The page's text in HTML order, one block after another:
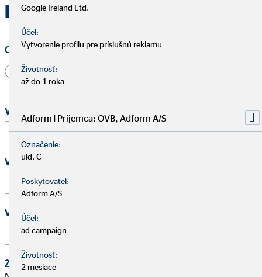
Hronom
Oslovenie
Pán
Vaše meno a priezvisko
Vaša e-mailová adresa
Vaše telefónne číslo
Žiadosť o schôdzku
Google Ireland Ltd.
Účel:
Vytvorenie profilu pre príslušnú reklamu
Životnosť:
až do 1 roka
Adform | Príjemca: OVB, Adform A/S
Označenie:
uid, C
Poskytovateľ:
Adform A/S
Účel:
ad campaign
Životnosť:
2 mesiace